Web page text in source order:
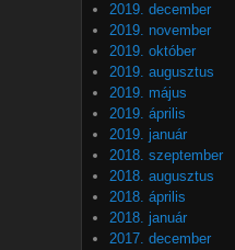
2019. december
2019. november
2019. október
2019. augusztus
2019. május
2019. április
2019. január
2018. szeptember
2018. augusztus
2018. április
2018. január
2017. december